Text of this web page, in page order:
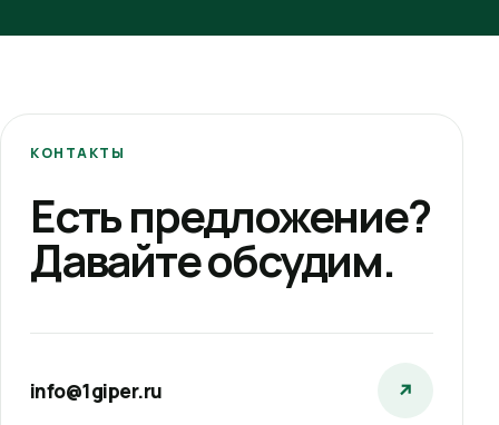
КОНТАКТЫ
Есть предложение?
Давайте обсудим.
info@1giper.ru ↗